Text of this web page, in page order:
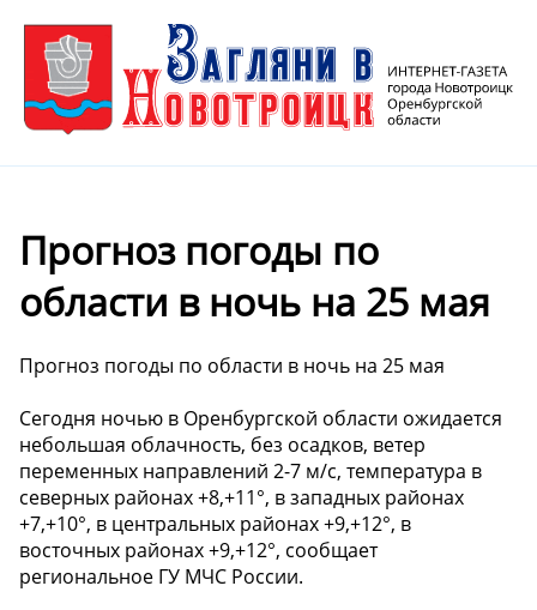
Прогноз погоды по
области в ночь на 25 мая
Прогноз погоды по области в ночь на 25 мая
Сегодня ночью в Оренбургской области ожидается
небольшая облачность, без осадков, ветер
переменных направлений 2-7 м/с, температура в
северных районах +8,+11°, в западных районах
+7,+10°, в центральных районах +9,+12°, в
восточных районах +9,+12°, сообщает
региональное ГУ МЧС России.